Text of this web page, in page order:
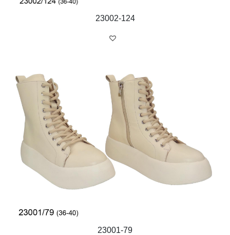
23002-124
23001-79